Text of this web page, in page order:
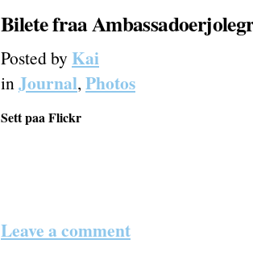
Bilete fraa
Posted by Kai
inJournal,Photos
Sett paa Flickr
Leave a comment